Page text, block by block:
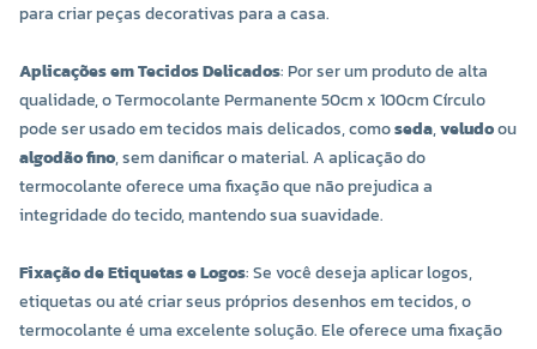
para criar peças decorativas para a casa.
Aplicações em Tecidos Delicados: Por ser um produto de alta
qualidade, o Termocolante Permanente 50cm x 100cm Círculo
pode ser usado em tecidos mais delicados, comoseda,veludoou
algodão fino, sem danificar o material. A aplicação do
termocolante oferece uma fixação que não prejudica a
integridade do tecido, mantendo sua suavidade.
Fixação de Etiquetas e Logos: Se você deseja aplicar logos,
etiquetas ou até criar seus próprios desenhos em tecidos, o
termocolante é uma excelente solução. Ele oferece uma fixação